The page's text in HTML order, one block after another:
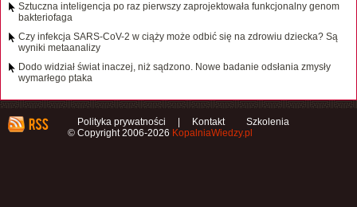
Sztuczna inteligencja po raz pierwszy zaprojektowała funkcjonalny genom
bakteriofaga
Czy infekcja SARS-CoV-2 w ciąży może odbić się na zdrowiu dziecka? Są
wyniki metaanalizy
Dodo widział świat inaczej, niż sądzono. Nowe badanie odsłania zmysły
wymarłego ptaka
Polityka prywatności Kontakt
Szkolenia
© Copyright 2006-2026 KopalniaWiedzy.pl